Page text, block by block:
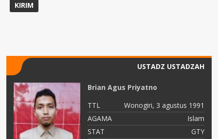
USTADZ USTADZAH
Brian Agus Priyatno
TTL
Wonogiri, 3 agustus 1991
AGAMA
Islam
STAT
GTY